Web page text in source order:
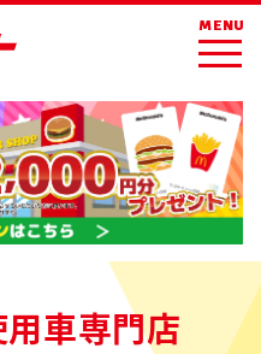
MENU
車専門店